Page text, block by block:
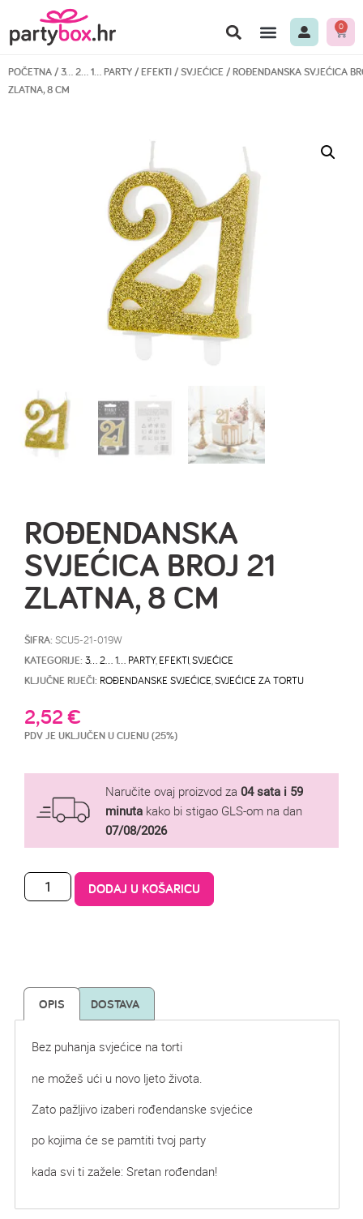
0
POČETNA/3… 2… 1… PARTY/EFEKTI/SVJEĆICE/ ROĐENDANSKA SVJEĆICA
ZLATNA, 8 CM
ROĐENDANSKA
SVJEĆICA BROJ 21
ZLATNA, 8 CM
ŠIFRA: SCU5-21-019W
KATEGORIJE: 3… 2… 1… PARTY, EFEKTI SVJEĆICE
KLJUČNE RIJEČI: ROĐENDANSKE SVJEĆICE SVJEĆICE ZA TORTU
2,52€
PDV JE UKLJUČEN U CIJENU (25%)
Naručite ovaj proizvod za 04 sata i 59
minuta kako bi stigao GLS-om na dan
07/08/2026
DODAJ U KOŠARICU
OPIS DOSTAVA
Bez puhanja svjećice na torti
ne možeš ući u novo ljeto života.
Zato pažljivo izaberi rođendanske svjećice
po kojima će se pamtiti tvoj party
kada svi ti zažele: Sretan rođendan!